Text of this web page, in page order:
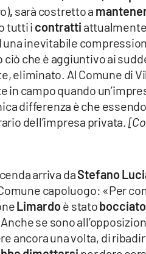
, sarà costretto a
tutti i contratti attualmente
una inevitabile
che è aggiuntivo ai
eliminato. Al Comune di
in campo quando
differenza è che
dell’impresa privata.
arriva daStefano
capoluogo: «Per
Limardoè statobocciato
Anche se sono
ancora una volta, di